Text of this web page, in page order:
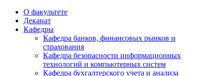
О факультете
Деканат
Кафедры
Кафедра банков, финансовых рынков и
страхования
Кафедра безопасности информационных
технологий и компьютерных систем
Кафедра бухгалтерского учета и анализа